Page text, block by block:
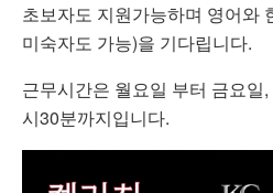
초보자도 지원가능하며 영어와
미숙자도 가능)을 기다립니다.
근무시간은 월요일 부터 금요
시30분까지입니다.